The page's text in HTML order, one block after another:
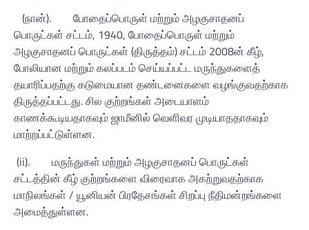
(நான்). போதைப்பொருள் மற்றும் அழகுசாதனப்
பொருட்கள் சட்டம், 1940, போதைப்பொருள் மற்றும்
அழகுசாதனப் பொருட்கள் (திருத்தம்) சட்டம் 2008ன் கீழ்,
போலியான மற்றும் கலப்படம் செய்யப்பட்ட மருந்துகளைத்
தயாரிப்பதற்கு கடுமையான தண்டனைகளை வழங்குவதற்காக
திருத்தப்பட்டது. சில குற்றங்கள் அடையாளம்
காணக்கூடியதாகவும் ஜாமீனில் வெளிவர முடியாததாகவும்
மாற்றப்பட்டுள்ளன.
(ii). மருந்துகள் மற்றும் அழகுசாதனப் பொருட்கள்
சட்டத்தின் கீழ் குற்றங்களை விரைவாக அகற்றுவதற்காக
மாநிலங்கள் / யூனியன் பிரதேசங்கள் சிறப்பு நீதிமன்றங்களை
அமைத்துள்ளன.